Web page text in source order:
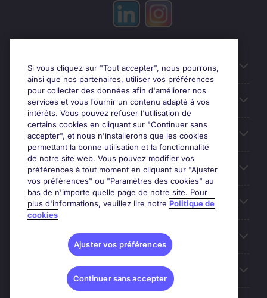
Candidats
Entreprises
Contact
Les avis Google
Nos offres d'emploi
Sites du Groupe
Si vous cliquez sur "Tout accepter", nous pourrons,
ainsi que nos partenaires, utiliser vos préférences
pour collecter des données afin d'améliorer nos
services et vous fournir un contenu adapté à vos
intérêts. Vous pouvez refuser l'utilisation de
certains cookies en cliquant sur "Continuer sans
accepter", et nous n'installerons que les cookies
permettant la bonne utilisation et la fonctionnalité
de notre site web. Vous pouvez modifier vos
préférences à tout moment en cliquant sur "Ajuster
vos préférences" ou "Paramètres des cookies" au
bas de n'importe quelle page de notre site. Pour
plus d'informations, veuillez lire notre Politique de
cookies
Ajuster vos préférences
Continuer sans accepter